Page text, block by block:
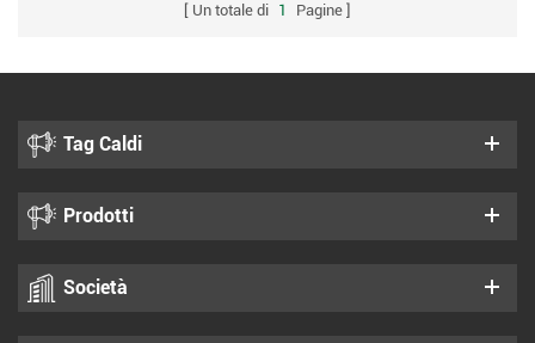
Un totale di 1 Pagine
Tag Caldi
Prodotti
Società